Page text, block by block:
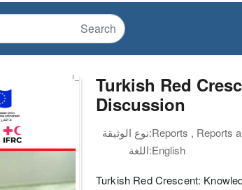
Turkish Red
Discussion
نوع الوثيقة:Reports , Reports
اللغة:English
Turkish Red Crescent: